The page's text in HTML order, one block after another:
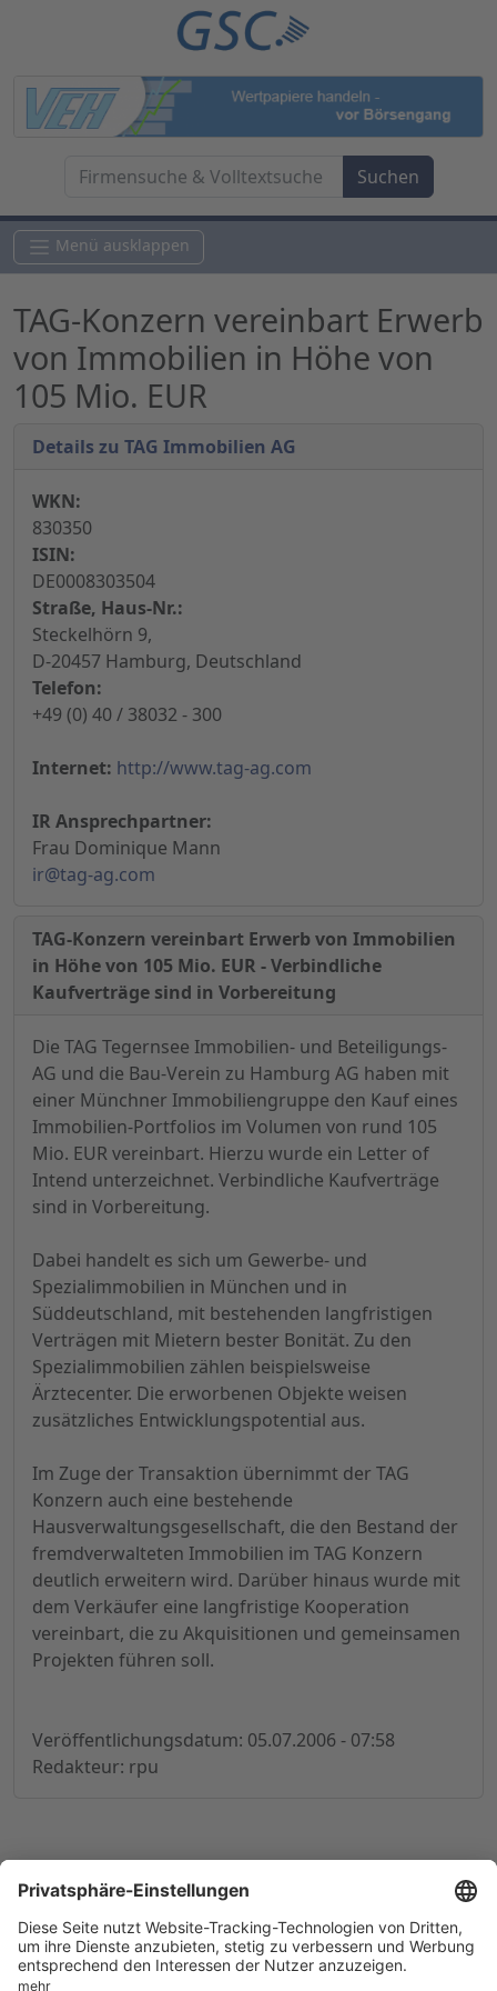
Menü ausklappen
TAG-Konzern vereinbart Erwerb
von Immobilien in Höhe von
105 Mio. EUR
Details zu TAG Immobilien AG
WKN:
830350
ISIN:
DE0008303504
Straße, Haus-Nr.:
Steckelhörn 9,
D-20457 Hamburg, Deutschland
Telefon:
+49 (0) 40 / 38032 - 300
Internet: http://www.tag-ag.com
IR Ansprechpartner:
Frau Dominique Mann
ir@tag-ag.com
TAG-Konzern vereinbart Erwerb von Immobilien
in Höhe von 105 Mio. EUR - Verbindliche
Kaufverträge sind in Vorbereitung
Die TAG Tegernsee Immobilien- und Beteiligungs-
AG und die Bau-Verein zu Hamburg AG haben mit
einer Münchner Immobiliengruppe den Kauf eines
Immobilien-Portfolios im Volumen von rund 105
Mio. EUR vereinbart. Hierzu wurde ein Letter of
Intend unterzeichnet. Verbindliche Kaufverträge
sind in Vorbereitung.
Dabei handelt es sich um Gewerbe- und
Spezialimmobilien in München und in
Süddeutschland, mit bestehenden langfristigen
Verträgen mit Mietern bester Bonität. Zu den
Spezialimmobilien zählen beispielsweise
Ärztecenter. Die erworbenen Objekte weisen
zusätzliches Entwicklungspotential aus.
Im Zuge der Transaktion übernimmt der TAG
Konzern auch eine bestehende
Hausverwaltungsgesellschaft, die den Bestand der
fremdverwalteten Immobilien im TAG Konzern
deutlich erweitern wird. Darüber hinaus wurde mit
dem Verkäufer eine langfristige Kooperation
vereinbart, die zu Akquisitionen und gemeinsamen
Projekten führen soll.
Veröffentlichungsdatum: 05.07.2006 - 07:58
Redakteur: rpu
© 1998-2026by GSC Research GmbH
Datenschutz